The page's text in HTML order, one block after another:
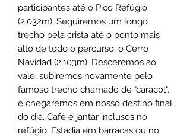
participantes até o Pico Refúgio
(2.032m). Seguiremos um longo
trecho pela crista até o ponto mais
alto de todo o percurso, o Cerro
Navidad (2.103m). Desceremos ao
vale, subiremos novamente pelo
famoso trecho chamado de "caracol",
e chegaremos em nosso destino final
do dia. Café e jantar inclusos no
refúgio. Estadia em barracas ou no